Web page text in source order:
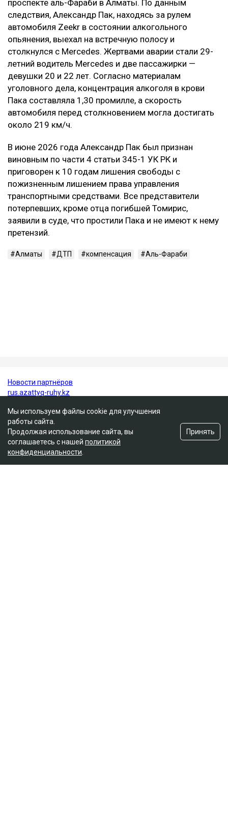
говорится в постановлении суда.
В результате приговор в части гражданского иска
оставили без изменения.
Контекст
Смертельное ДТП произошло в ночь на 21 марта на
проспекте аль-Фараби в Алматы. По данным
следствия, Александр Пак, находясь за рулем
автомобиля Zeekr в состоянии алкогольного
столкнулся с Mercedes. Жертвами аварии стали 29-
летний водитель Mercedes и две пассажирки —
девушки 20 и 22 лет. Согласно материалам
уголовного дела, концентрация алкоголя в крови
Пака составляла 1,30 промилле, а скорость
автомобиля перед столкновением могла достигать
около 219 км/ч.
виновным по части 4 статьи 345-1 УК РК и
Мы используем файлы cookie для улучшения
работы сайта.
Продолжая использование сайта, вы
соглашаетесь с нашей политикой
конфиденциальности
Принять